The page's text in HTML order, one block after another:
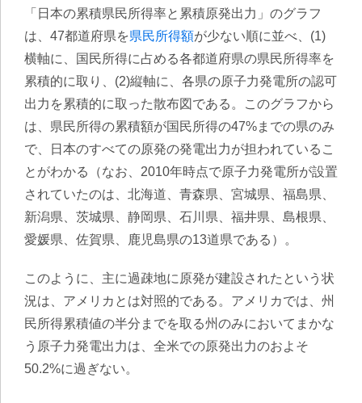
「日本の累積県民所得率と累積原発出力」のグラフ
は、47都道府県を県民所得額が少ない順に並べ、(1)
横軸に、国民所得に占める各都道府県の県民所得率を
累積的に取り、(2)縦軸に、各県の原子力発電所の認可
出力を累積的に取った散布図である。このグラフから
は、県民所得の累積額が国民所得の47%までの県のみ
で、日本のすべての原発の発電出力が担われているこ
とがわかる（なお、2010年時点で原子力発電所が設置
されていたのは、北海道、青森県、宮城県、福島県、
新潟県、茨城県、静岡県、石川県、福井県、島根県、
愛媛県、佐賀県、鹿児島県の13道県である）。
このように、主に過疎地に原発が建設されたという状
況は、アメリカとは対照的である。アメリカでは、州
民所得累積値の半分までを取る州のみにおいてまかな
う原子力発電出力は、全米での原発出力のおよそ
50.2%に過ぎない。